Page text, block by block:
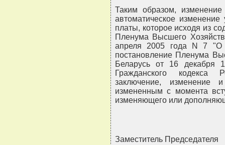
Таким образом,
автоматическое
платы, которое исходя из
Пленума Высшего
апреля 2005 года N 7 "О
постановление Пленума
Беларусь от 16
Гражданского кодекса
заключение, изменение
измененным с момента
изменяющего или
Заместитель Председателя